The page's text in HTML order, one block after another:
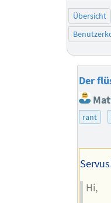
Übersicht
Der
rant
Hi,